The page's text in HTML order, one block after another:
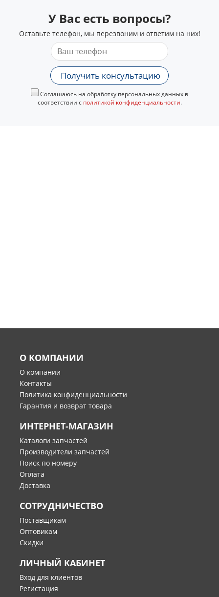
У Вас есть вопросы?
Оставьте телефон, мы перезвоним и ответим на них!
Получить консультацию
Соглашаюсь на обработку персональных данных в
соответствии с политикой конфиденциальности.
О КОМПАНИИ
О компании
Контакты
Политика конфиденциальности
Гарантия и возврат товара
ИНТЕРНЕТ-МАГАЗИН
Каталоги запчастей
Производители запчастей
Поиск по номеру
Оплата
Доставка
СОТРУДНИЧЕСТВО
Поставщикам
Оптовикам
Скидки
ЛИЧНЫЙ КАБИНЕТ
Вход для клиентов
Регистация